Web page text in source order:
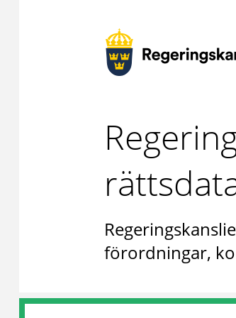
förordningar,